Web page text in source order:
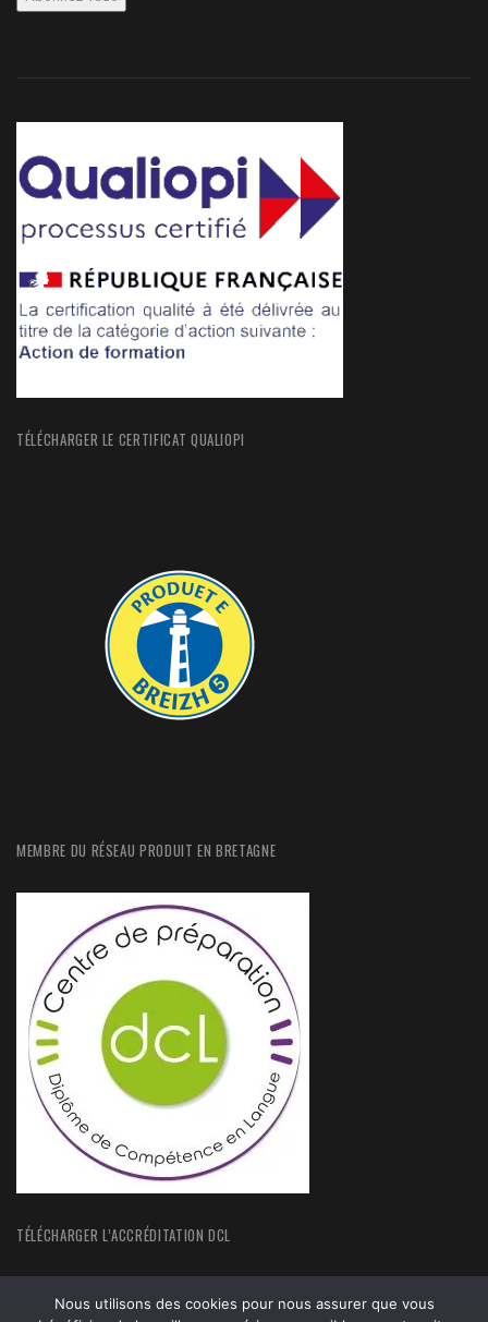
TÉLÉCHARGER LE CERTIFICAT QUALIOPI
MEMBRE DU RÉSEAU PRODUIT EN BRETAGNE
TÉLÉCHARGER L’ACCRÉDITATION DCL
Nous utilisons des cookies pour nous assurer que vous